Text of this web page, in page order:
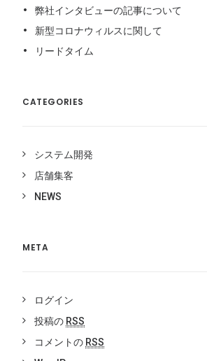
弊社インタビューの記事について
新型コロナウィルスに関して
リードタイム
CATEGORIES
システム開発
店舗集客
NEWS
META
ログイン
投稿の RSS
コメントの RSS